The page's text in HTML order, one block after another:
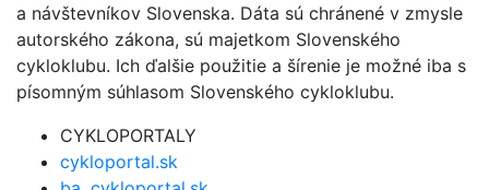
a návštevníkov Slovenska. Dáta sú chránené v zmysle
autorského zákona, sú majetkom Slovenského
cykloklubu. Ich ďalšie použitie a šírenie je možné iba s
písomným súhlasom Slovenského cykloklubu.
CYKLOPORTALY
cykloportal.sk